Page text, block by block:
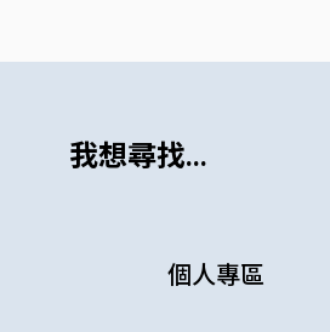
我想尋找...
個人專區